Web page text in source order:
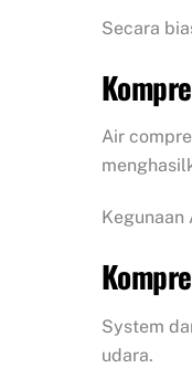
Secara
Air
Kegunaan
System
udara.